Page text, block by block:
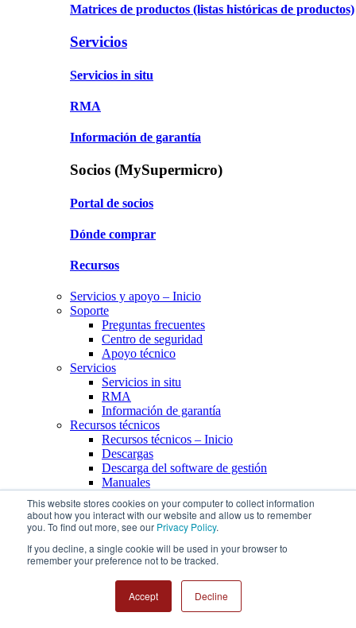
This website stores cookies on your computer to collect information
about how you interact with our website and allow us to remember
you. To find out more, see our Privacy Policy.
If you decline, a single cookie will be used in your browser to
remember your preference not to be tracked.
Accept Decline
Matrices de productos (listas históricas de productos)
Servicios
Servicios in situ
RMA
Información de garantía
Socios (MySupermicro)
Portal de socios
Dónde comprar
Recursos
Servicios y apoyo – Inicio
Soporte
Preguntas frecuentes
Centro de seguridad
Apoyo técnico
Servicios
Servicios in situ
RMA
Información de garantía
Recursos técnicos
Recursos técnicos – Inicio
Descargas
Descarga del software de gestión
Manuales
Guías de referencia rápida
Matrices de productos (listas históricas de
productos)
Portal de socios
Dónde comprar
Recursos